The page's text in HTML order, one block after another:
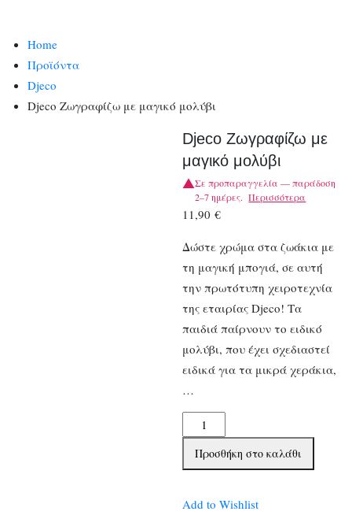
Home
Προϊόντα
Djeco
Djeco Ζωγραφίζω με μαγικό μολύβι
Djeco Ζωγραφίζω με
μαγικό μολύβι
Σε προπαραγγελία — παράδοση
2–7 ημέρες. Περισσότερα
11,90€
Δώστε χρώμα στα ζωάκια με
τη μαγική μπογιά, σε αυτή
την πρωτότυπη χειροτεχνία
της εταιρίας Djeco! Τα
παιδιά παίρνουν το ειδικό
μολύβι, που έχει σχεδιαστεί
ειδικά για τα μικρά χεράκια,
…
Djeco
Ζωγραφίζω
μολύβι
Προσθήκη στο καλάθι
Add to Wishlist